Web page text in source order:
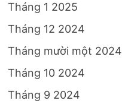
Tháng 1 2025
Tháng 12 2024
Tháng mười một 2024
Tháng 10 2024
Tháng 9 2024